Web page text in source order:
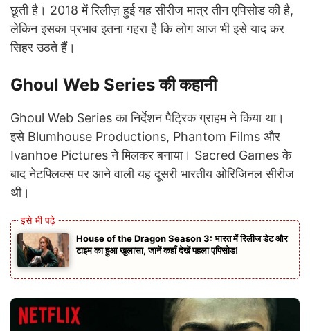
छूती है। 2018 में रिलीज़ हुई यह सीरीज मात्र तीन एपिसोड की है,
लेकिन इसका प्रभाव इतना गहरा है कि लोग आज भी इसे याद कर
सिहर उठते हैं।
Ghoul Web Series की कहानी
Ghoul Web Series का निर्देशन पैट्रिक ग्राहम ने किया था।
इसे Blumhouse Productions, Phantom Films और
Ivanhoe Pictures ने मिलकर बनाया। Sacred Games के
बाद नेटफ्लिक्स पर आने वाली यह दूसरी भारतीय ओरिजिनल सीरीज
थी।
House of the Dragon Season 3: भारत में रिलीज डेट और
टाइम का हुआ खुलासा, जानें कहाँ देखें पहला एपिसोड!